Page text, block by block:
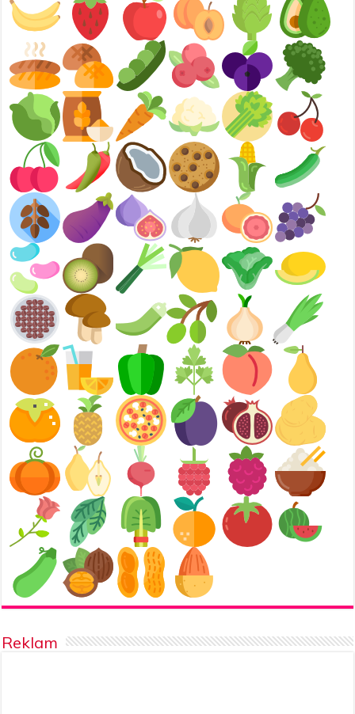
Reklam